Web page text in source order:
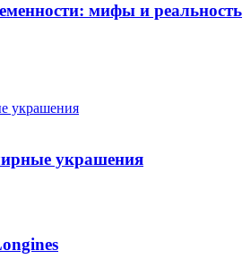
мифы и реальность
украшения